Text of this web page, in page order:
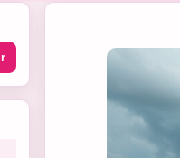
Ir